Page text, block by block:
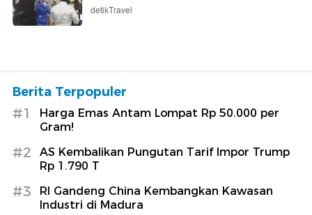
detikTravel
Berita Terpopuler
#1
Harga Emas Antam Lompat Rp 50.000 per
Gram!
#2
AS Kembalikan Pungutan Tarif Impor Trump
Rp 1.790 T
#3
RI Gandeng China Kembangkan Kawasan
Industri di Madura